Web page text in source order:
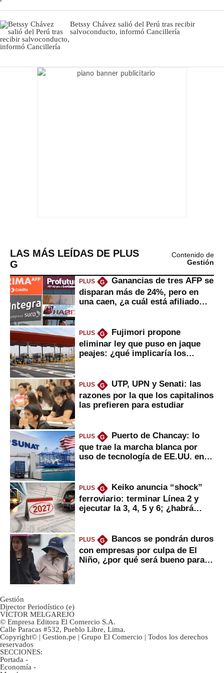
Betssy Chávez salió del Perú tras recibir
salvoconducto, informó Cancillería
LAS MÁS LEÍDAS DE PLUS
G
Contenido de
Gestión
PLUS G
Ganancias de tres AFP se
disparan más de 24%, pero en
una caen, ¿a cuál está afiliado
PLUS G
Fujimori propone
eliminar ley que puso en jaque
peajes: ¿qué implicaría los
PLUS G
UTP, UPN y Senati: las
razones por la que los capitalinos
las prefieren para estudiar
PLUS G
Puerto de Chancay: lo
que trae la marcha blanca por
uso de tecnología de EE.UU. en
PLUS G
Keiko anuncia “shock”
ferroviario: terminar Línea 2 y
ejecutar la 3, 4, 5 y 6; ¿habrá
PLUS G
Bancos se pondrán duros
con empresas por culpa de El
Niño, ¿por qué será bueno para
Gestión
Director Periodístico (e)
VÍCTOR MELGAREJO
© Empresa Editora El Comercio S.A.
Calle Paracas #532, Pueblo Libre, Lima.
Copyright© | Gestion.pe | Grupo El Comercio | Todos los derechos
reservados
SECCIONES:
Portada -
Economía -